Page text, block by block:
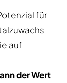
für
auf
der Wert